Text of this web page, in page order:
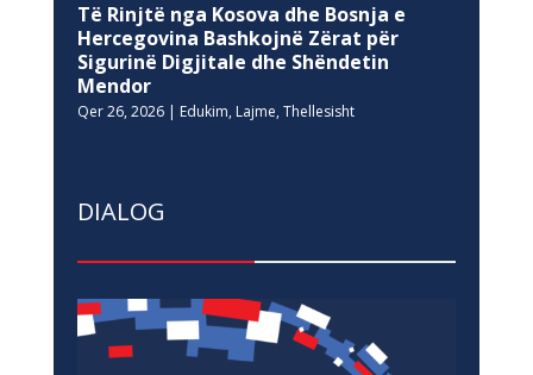
Të Rinjtë nga Kosova dhe Bosnja e
Hercegovina Bashkojnë Zërat për
Sigurinë Digjitale dhe Shëndetin
Mendor
Qer 26, 2026| Edukim, Lajme, Thellesisht
DIALOG